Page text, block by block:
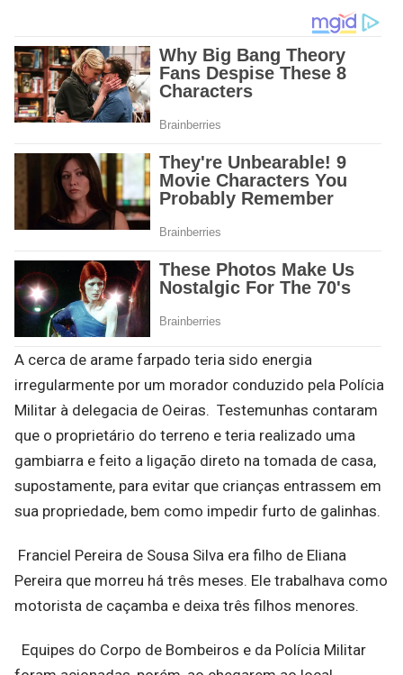
A cerca de arame farpado teria sido energia
irregularmente por um morador conduzido pela Polícia
Militar à delegacia de Oeiras. Testemunhas contaram
que o proprietário do terreno e teria realizado uma
gambiarra e feito a ligação direto na tomada de casa,
supostamente, para evitar que crianças entrassem em
sua propriedade, bem como impedir furto de galinhas.
Franciel Pereira de Sousa Silva era filho de Eliana
Pereira que morreu há três meses. Ele trabalhava como
motorista de caçamba e deixa três filhos menores.
Equipes do Corpo de Bombeiros e da Polícia Militar